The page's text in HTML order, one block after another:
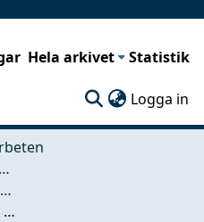
Hela arkivet Statistik
Logga in
Arkitektur och samhällsbyggnadsteknik (ACE)
Examensarbeten på grundnivå
Solhus i Bahrain Kylning av enfamiljshus med el från solceller